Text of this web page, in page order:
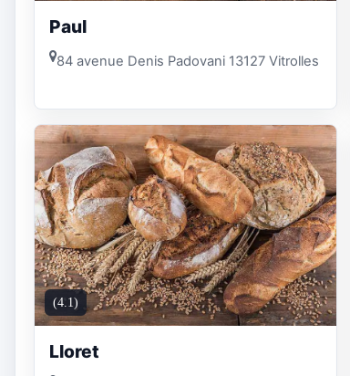
Paul
84 avenue Denis Padovani 13127 Vitrolles
(4.1)
Lloret